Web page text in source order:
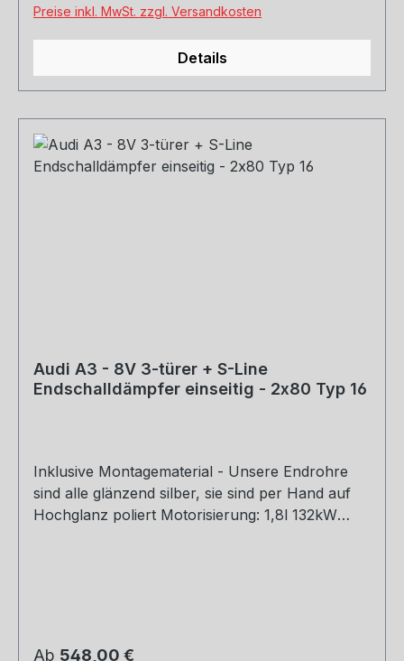
Preise inkl. MwSt. zzgl. Versandkosten
Details
Audi A3 - 8V 3-türer + S-Line
Endschalldämpfer einseitig - 2x80 Typ 16
Inklusive Montagematerial - Unsere Endrohre
sind alle glänzend silber, sie sind per Hand auf
Hochglanz poliert Motorisierung: 1,8l 132kW
Regulärer Preis:
Ab 548,00 €